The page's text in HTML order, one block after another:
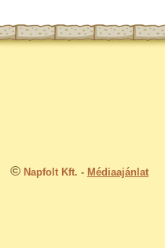
© Napfolt Kft. - Médiaajánlat